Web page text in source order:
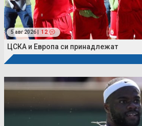
5 авг 2026 | 12
ЦСКА и Европа си принадлежат